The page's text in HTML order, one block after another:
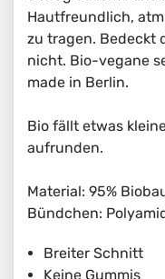
Hautfreundlich,
zu tragen. Bedeckt
nicht. Bio-vegane
made in Berlin.
Bio fällt etwas
aufrunden.
Material: 95%
Bündchen:
Breiter Schnitt
Keine Gummis